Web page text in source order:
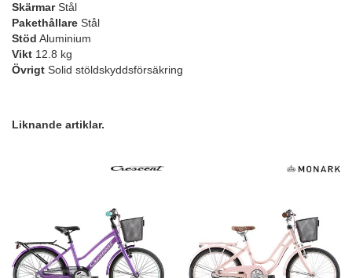
SkärmarStål
Pakethållare Stål
Stöd Aluminium
Vikt 12.8 kg
Övrigt Solid stöldskyddsförsäkring
Liknande artiklar.